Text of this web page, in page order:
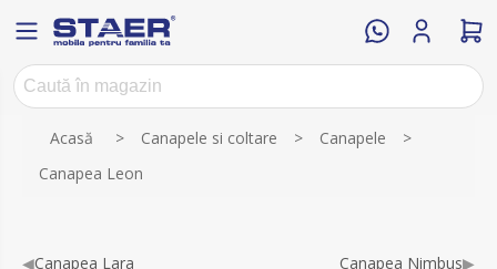
Acasă > Canapele si coltare > Canapele
>
Canapea Leon
◀Canapea Lara Canapea Nimbus▶
Numele atributului Valoarea atributului